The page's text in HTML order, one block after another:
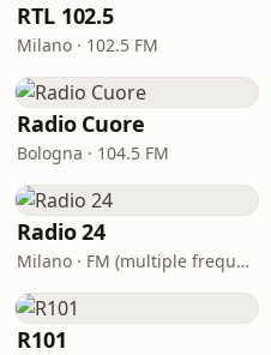
RTL 102.5
Milano · 102.5 FM
Radio Cuore
Bologna · 104.5 FM
Radio 24
Milano · FM (multiple frequencies nationwide), DAB, Satellite
R101